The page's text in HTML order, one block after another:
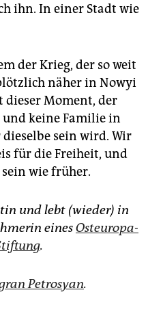
ihn. In einer Stadt wie
der Krieg, der so weit
näher in Nowyi
dieser Moment, der
und keine Familie in
sein wird. Wir
für die Freiheit, und
wie früher.
und lebt (wieder) in
einesOsteuropa-
.
Petrosyan.